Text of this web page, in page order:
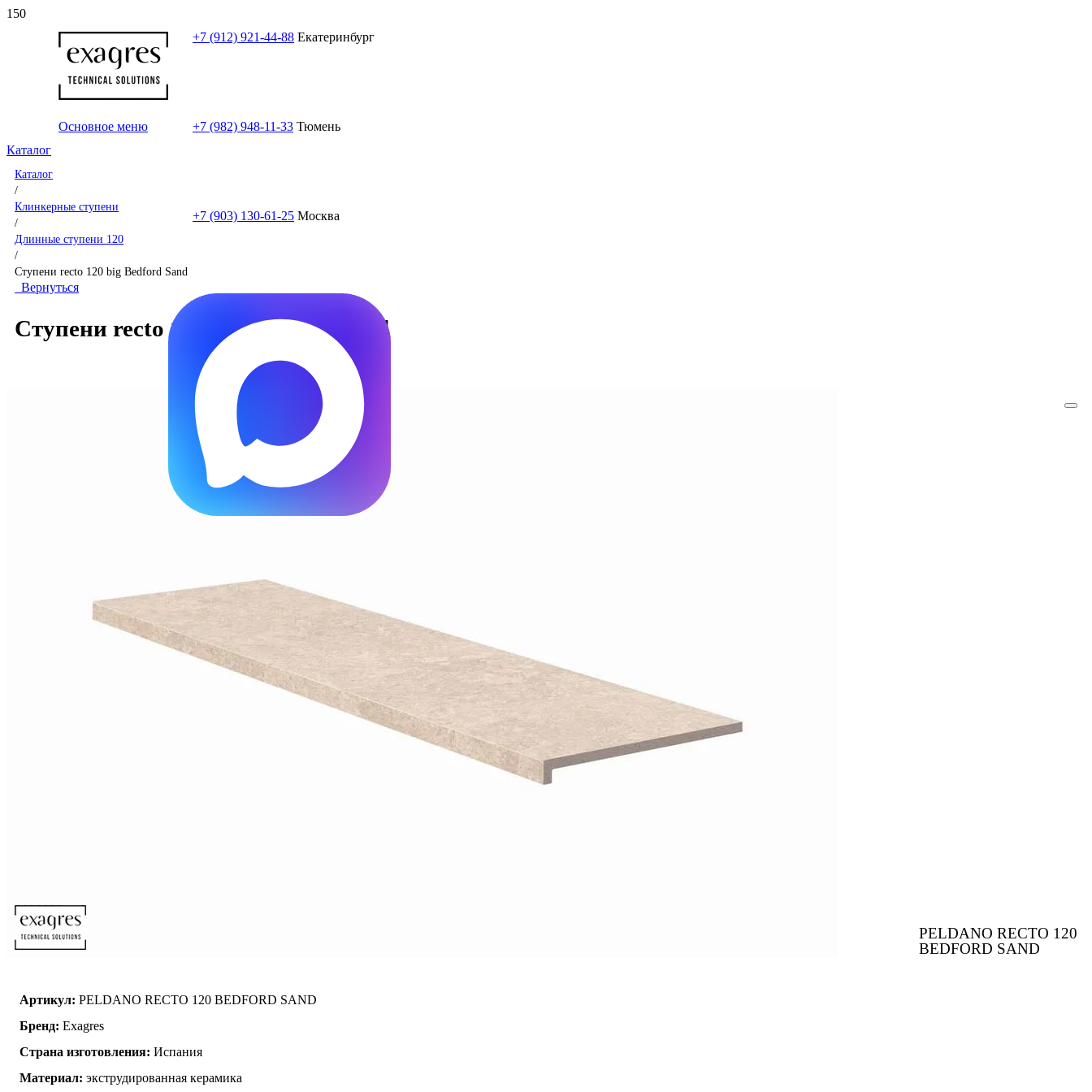
+7 (912) 921-44-88 Екатеринбург
+7 (982) 948-11-33 Тюмень
+7 (903) 130-61-25 Москва
Основное меню
Каталог
Каталог
/
Клинкерные ступени
/
Длинные ступени 120
/
Ступени recto 120 big Bedford Sand
Вернуться
Ступени recto 120 big Bedford Sand
PELDANO RECTO 120
BEDFORD SAND
Артикул: PELDANO RECTO 120 BEDFORD SAND
Бренд: Exagres
Страна изготовления: Испания
Материал: экструдированная керамика